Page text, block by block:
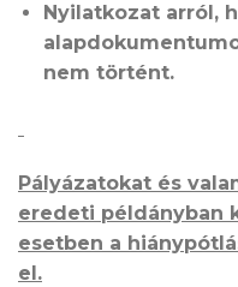
Nyilatkozat arról,
nem történt.
Pályázatokat és
eredeti példányban
esetben a
el.